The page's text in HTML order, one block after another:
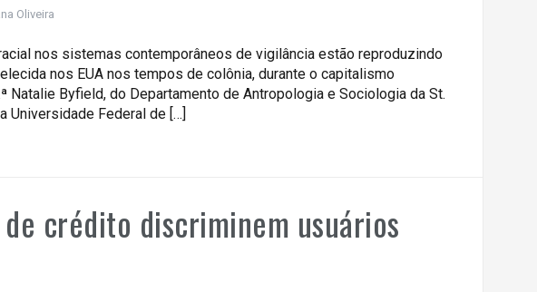
Oliveira
nos sistemas contemporâneos de vigilância estão reproduzindo
nos EUA nos tempos de colônia, durante o capitalismo
Natalie Byfield, do Departamento de Antropologia e Sociologia da St.
Universidade Federal de […]
crédito discriminem usuários